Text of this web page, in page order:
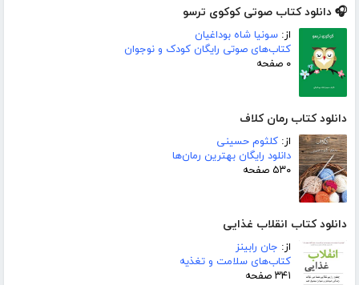
🎧 دانلود کتاب صوتی کوکوی ترسو
از: سونیا شاه بوداغیان
کتاب‌های صوتی رایگان کودک و نوجوان
۰ صفحه
دانلود کتاب رمان کلاف
از: کلثوم حسینی
دانلود رایگان بهترین رمان‌ها
۵۳۰ صفحه
دانلود کتاب انقلاب غذایی
از: جان رابینز
کتاب‌های سلامت و تغذیه
۳۴۱ صفحه